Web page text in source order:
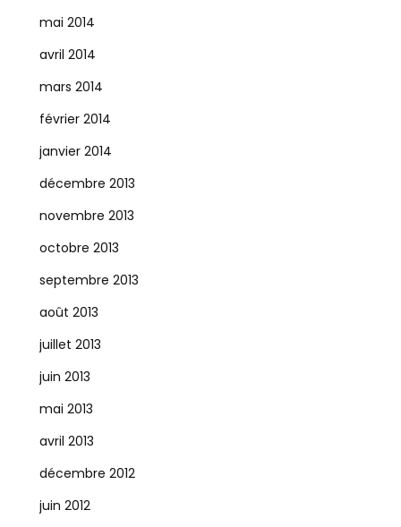
mai 2014
avril 2014
mars 2014
février 2014
janvier 2014
décembre 2013
novembre 2013
octobre 2013
septembre 2013
août 2013
juillet 2013
juin 2013
mai 2013
avril 2013
décembre 2012
juin 2012